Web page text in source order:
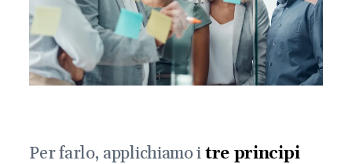
Per farlo, applichiamo itre principi